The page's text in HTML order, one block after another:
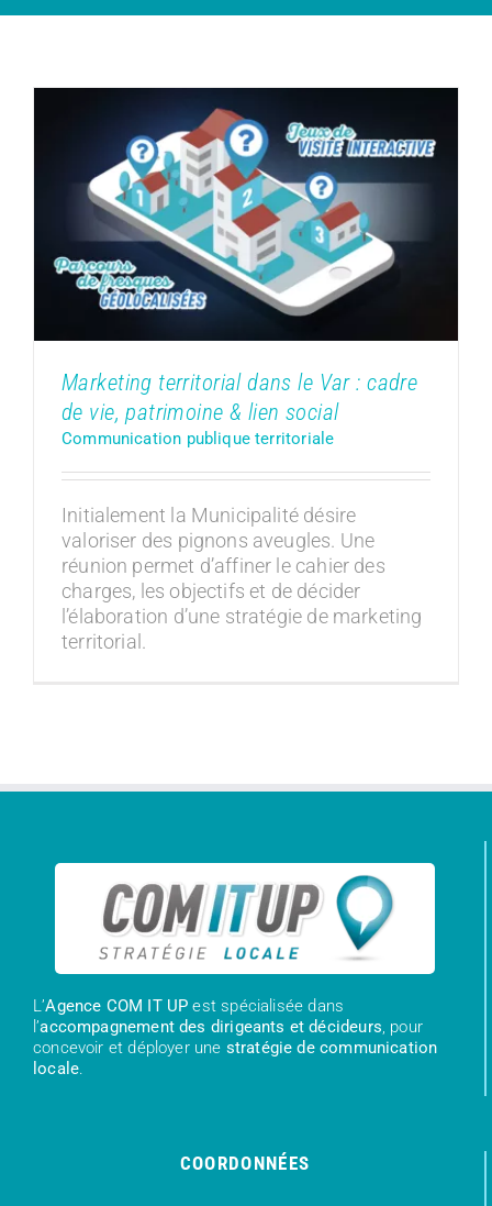
Marketing territorial dans le Var :
cadre de vie, patrimoine & lien social
Communication publique territoriale
Marketing territorial dans le Var : cadre
de vie, patrimoine & lien social
Communication publique territoriale
Initialement la Municipalité désire
valoriser des pignons aveugles. Une
réunion permet d’affiner le cahier des
charges, les objectifs et de décider
l’élaboration d’une stratégie de marketing
territorial.
L’Agence COM IT UP est spécialisée dans
l’accompagnement des dirigeants et décideurs, pour
concevoir et déployer une stratégie de communication
locale.
COORDONNÉES